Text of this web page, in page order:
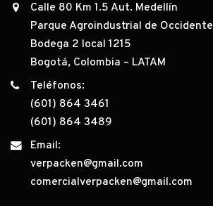
Calle 80 Km 1.5 Aut. Medellín
Parque Agroindustrial de Occidente
Bodega 2 local 1215
Bogotá, Colombia – LATAM
Teléfonos:
(601) 864 3461
(601) 864 3489
Email:
verpacken@gmail.com
comercialverpacken@gmail.com